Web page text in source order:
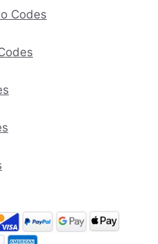
Codes